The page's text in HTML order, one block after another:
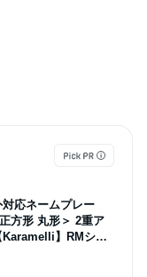
ット ホワイト ブラ
リア雑貨( bcl Galva
応ネームプレー
方形 丸形＞ 2重ア
】RMシリ
貼る アルファベッ